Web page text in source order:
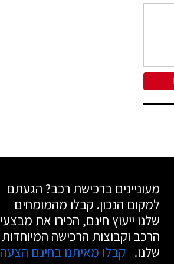
מעוניינים ברכישת רכב? הגעתם
למקום הנכון. קבלו מהמומחים
שלנו ייעוץ חינם, הכירו את מבצעי
הרכב וקבוצות הרכישה המיוחדות
שלנו. קבלו מאיתנו בחינם הצעה